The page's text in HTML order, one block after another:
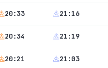
20:33 21:16
20:34 21:19
20:21 21:03